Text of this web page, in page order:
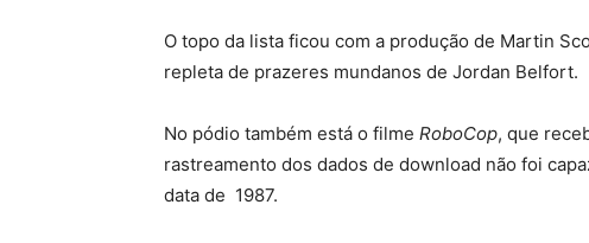
O topo da lista ficou com a produção de Martin
repleta de prazeres mundanos de Jordan Belfort.
No pódio também está o filme RoboCop, que
rastreamento dos dados de download não foi
data de 1987.